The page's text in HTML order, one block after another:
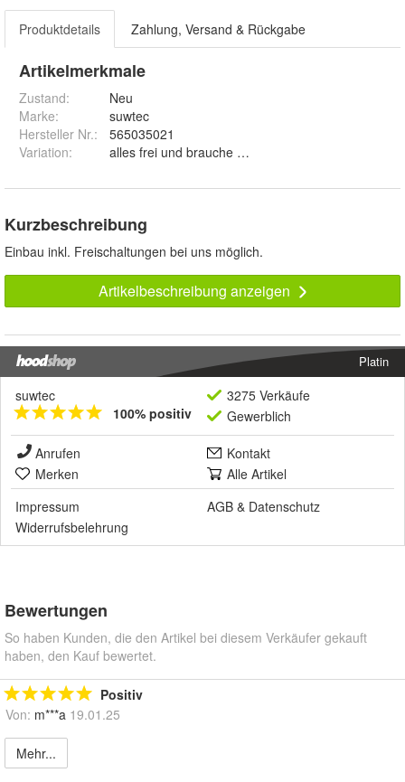
Produktdetails Zahlung, Versand & Rückgabe
Artikelmerkmale
Zustand:
Neu
Marke:
suwtec
Hersteller Nr.:
565035021
Variation: alles frei und brauche nicht, mit Komponenten
Kurzbeschreibung
Einbau inkl. Freischaltungen bei uns möglich.
Artikelbeschreibung anzeigen
Platin
suwtec
100% positiv
3275 Verkäufe
Gewerblich
Anrufen
Kontakt
Merken
Alle Artikel
Impressum
AGB & Datenschutz
Widerrufsbelehrung
Bewertungen
So haben Kunden, die den Artikel bei diesem Verkäufer gekauft
haben, den Kauf bewertet.
Positiv
Von: m***a 19.01.25
Mehr...